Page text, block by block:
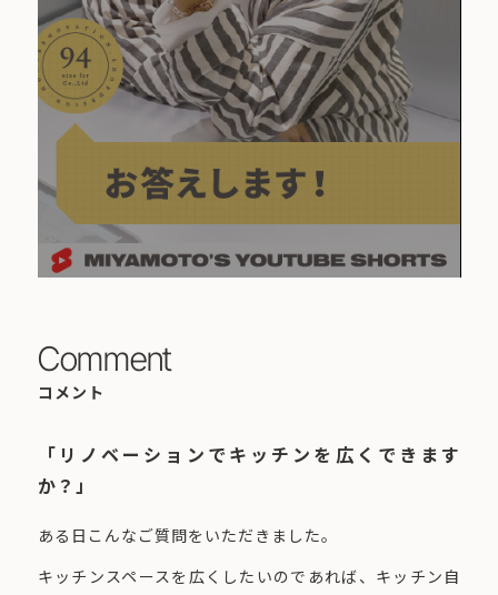
Comment
コメント
「リノベーションでキッチンを広くできます
か？」
ある日こんなご質問をいただきました。
キッチンスペースを広くしたいのであれば、キッチン自